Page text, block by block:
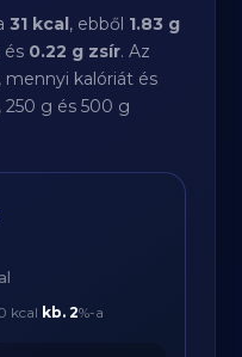
31 kcal, ebből 1.83 g
és 0.22 g zsír. Az
kalóriát és
g és 500 g
kcal kb. 2%-a